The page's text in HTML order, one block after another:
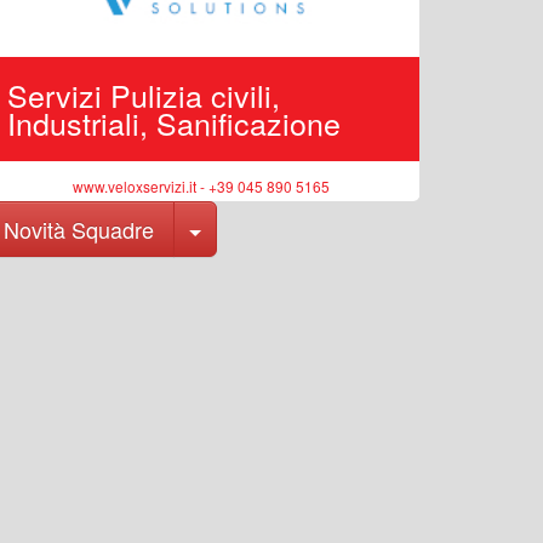
Servizi Pulizia civili,
Industriali, Sanificazione
www.veloxservizi.it - +39 045 890 5165
Novità Squadre Toggle Dropdown